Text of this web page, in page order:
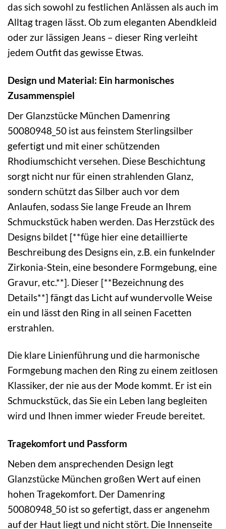
das sich sowohl zu festlichen Anlässen als auch im
Alltag tragen lässt. Ob zum eleganten Abendkleid
oder zur lässigen Jeans – dieser Ring verleiht
jedem Outfit das gewisse Etwas.
Design und Material: Ein harmonisches
Zusammenspiel
Der Glanzstücke München Damenring
50080948_50 ist aus feinstem Sterlingsilber
gefertigt und mit einer schützenden
Rhodiumschicht versehen. Diese Beschichtung
sorgt nicht nur für einen strahlenden Glanz,
sondern schützt das Silber auch vor dem
Anlaufen, sodass Sie lange Freude an Ihrem
Schmuckstück haben werden. Das Herzstück des
Designs bildet [**füge hier eine detaillierte
Beschreibung des Designs ein, z.B. ein funkelnder
Zirkonia-Stein, eine besondere Formgebung, eine
Gravur, etc.**]. Dieser [**Bezeichnung des
Details**] fängt das Licht auf wundervolle Weise
ein und lässt den Ring in all seinen Facetten
erstrahlen.
Die klare Linienführung und die harmonische
Formgebung machen den Ring zu einem zeitlosen
Klassiker, der nie aus der Mode kommt. Er ist ein
Schmuckstück, das Sie ein Leben lang begleiten
wird und Ihnen immer wieder Freude bereitet.
Tragekomfort und Passform
Neben dem ansprechenden Design legt
Glanzstücke München großen Wert auf einen
hohen Tragekomfort. Der Damenring
50080948_50 ist so gefertigt, dass er angenehm
auf der Haut liegt und nicht stört. Die Innenseite